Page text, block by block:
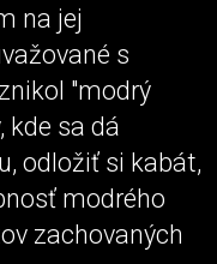
na jej
s
"modrý
kde sa dá
odložiť si kabát,
modrého
zachovaných